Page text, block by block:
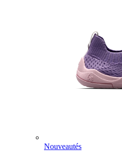
Nouveautés